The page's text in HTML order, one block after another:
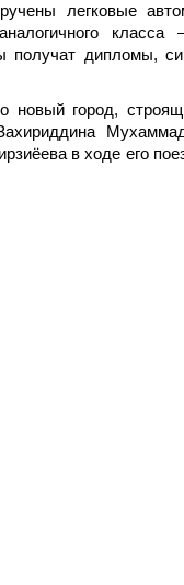
легковые
получат дипломы,
город,
в ходе его